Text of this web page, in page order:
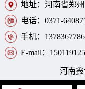
地址：河南省郑
电话：0371-
手机：
E-mail：
河南鑫